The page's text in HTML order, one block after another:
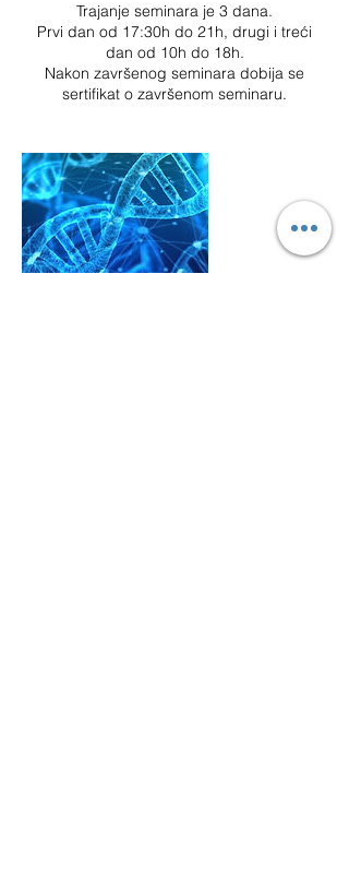
Trajanje seminara je 3 dana.
Prvi dan od 17:30h do 21h, drugi i treći
dan od 10h do 18h.
Nakon završenog seminara dobija se
sertifikat o završenom seminaru.